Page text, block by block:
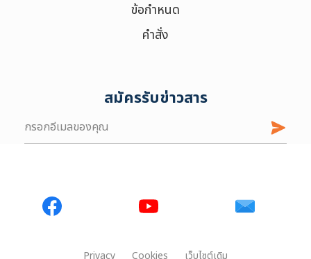
ข้อกำหนด
คำสั่ง
สมัครรับข่าวสาร
Privacy Cookies เว็บไซต์เดิม